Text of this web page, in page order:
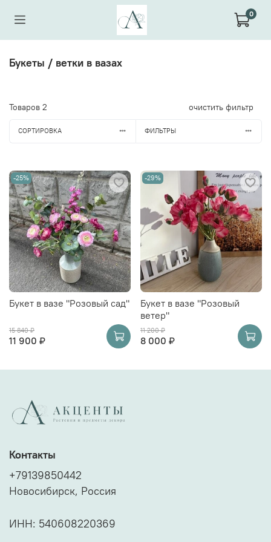
0
Букеты / ветки в вазах
Товаров 2 очистить фильтр
СОРТИРОВКА ФИЛЬТРЫ
-25%
Букет в вазе "Розовый сад"
15 840 ₽
11 900 ₽
-29%
Букет в вазе "Розовый
ветер"
11 200 ₽
8 000 ₽
Контакты
+79139850442
Новосибирск, Россия
ИНН: 540608220369